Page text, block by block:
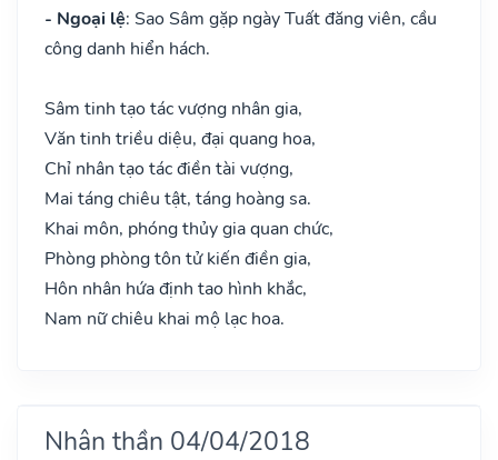
- Ngoại lệ: Sao Sâm gặp ngày Tuất đăng viên, cầu
công danh hiển hách.
Sâm tinh tạo tác vượng nhân gia,
Văn tinh triều diệu, đại quang hoa,
Chỉ nhân tạo tác điền tài vượng,
Mai táng chiêu tật, táng hoàng sa.
Khai môn, phóng thủy gia quan chức,
Phòng phòng tôn tử kiến điền gia,
Hôn nhân hứa định tao hình khắc,
Nam nữ chiêu khai mộ lạc hoa.
Nhân thần 04/04/2018